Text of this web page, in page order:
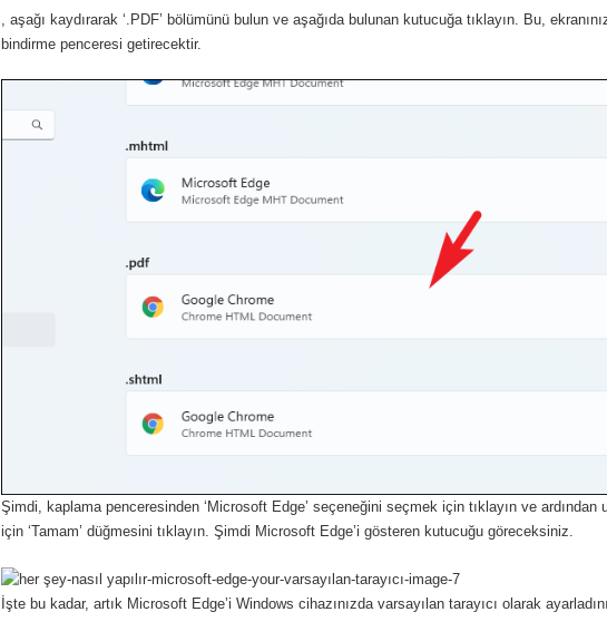
, aşağı kaydırarak ‘.PDF’ bölümünü bulun ve aşağıda bulunan kutucuğa tıklayın. Bu,
bindirme penceresi getirecektir.
Şimdi, kaplama penceresinden ‘Microsoft Edge’ seçeneğini seçmek için tıklayın ve ardından
için ‘Tamam’ düğmesini tıklayın. Şimdi Microsoft Edge’i gösteren kutucuğu göreceksiniz.
İşte bu kadar, artık Microsoft Edge’i Windows cihazınızda varsayılan tarayıcı olarak